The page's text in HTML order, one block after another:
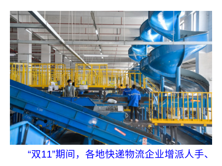
“双11”期间，各地快递物流企业增派人手、